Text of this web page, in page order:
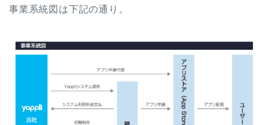
事業系統図は下記の通り。